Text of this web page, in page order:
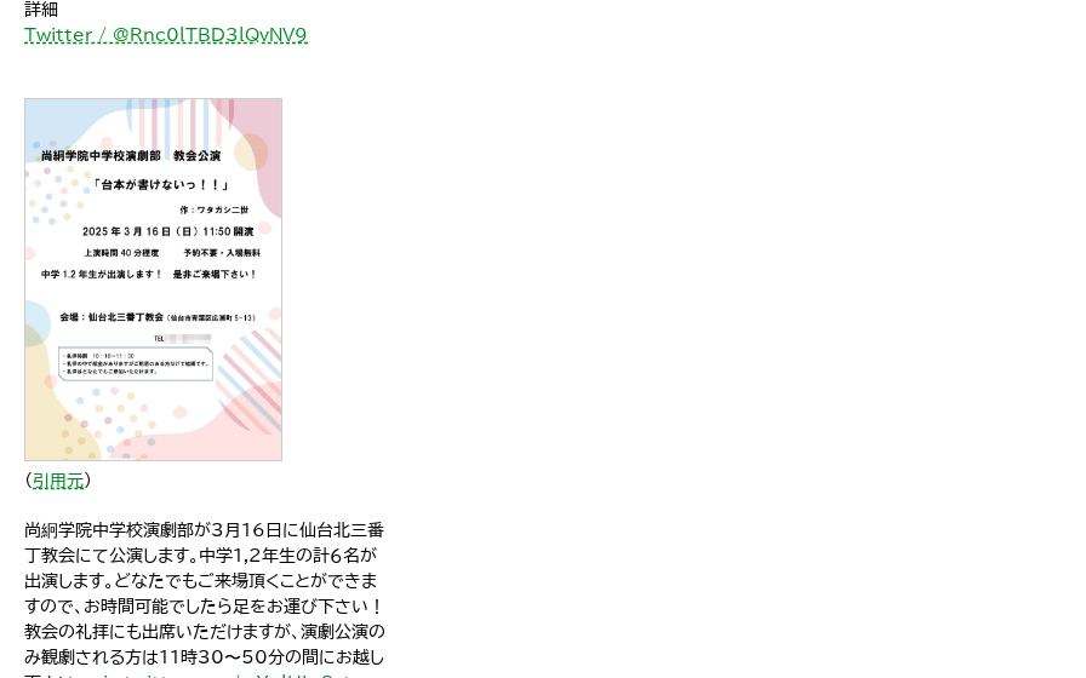
詳細
Twitter / @Rnc0lTBD3lQvNV9
（ 引用元）
尚絅学院中学校演劇部が3月16日に仙台北三番
丁教会にて公演します。中学1,2年生の計６名が
出演します。どなたでもご来場頂くことができま
すので、お時間可能でしたら足をお運び下さい！
教会の礼拝にも出席いただけますが、演劇公演の
み観劇される方は11時30〜50分の間にお越し